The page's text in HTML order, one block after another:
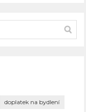
doplatek na bydlení